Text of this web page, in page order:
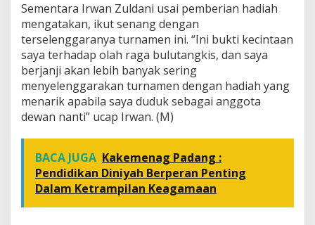
Sementara Irwan Zuldani usai pemberian hadiah
mengatakan, ikut senang dengan
terselenggaranya turnamen ini. “Ini bukti kecintaan
saya terhadap olah raga bulutangkis, dan saya
berjanji akan lebih banyak sering
menyelenggarakan turnamen dengan hadiah yang
menarik apabila saya duduk sebagai anggota
dewan nanti” ucap Irwan. (M)
BACA JUGA Kakemenag Padang :
Pendidikan Diniyah Berperan Penting
Dalam Ketrampilan Keagamaan